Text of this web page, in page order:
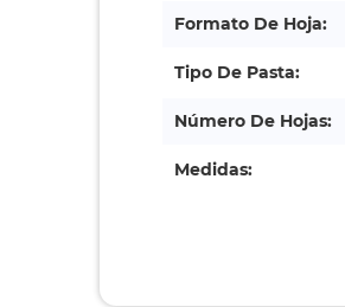
Formato De Hoja:
Tipo De Pasta:
Número De Hojas:
Medidas: